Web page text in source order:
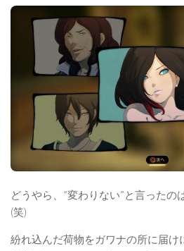
どうやら、”変わりない”と言ったの
(笑)
紛れ込んだ荷物をガワナの所に届け